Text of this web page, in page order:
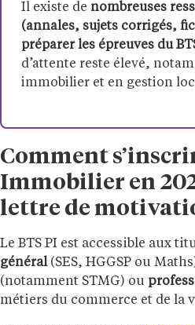
Il existe de nombreuses
(annales, sujets corrigés,
préparer les épreuves du
d’attente reste élevé,
immobilier et en gestion
Comment
Immobilier en
lettre de
Le BTS PI est accessible aux
général(SES, HGGSP ou
(notamment STMG) ou
métiers du commerce et de la